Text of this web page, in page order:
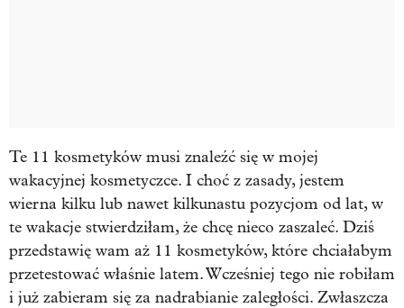
Te 11 kosmetyków musi znaleźć się w mojej
wakacyjnej kosmetyczce. I choć z zasady, jestem
wierna kilku lub nawet kilkunastu pozycjom od lat, w
te wakacje stwierdziłam, że chcę nieco zaszaleć. Dziś
przedstawię wam aż 11 kosmetyków, które chciałabym
przetestować właśnie latem. Wcześniej tego nie robiłam
i już zabieram się za nadrabianie zaległości. Zwłaszcza